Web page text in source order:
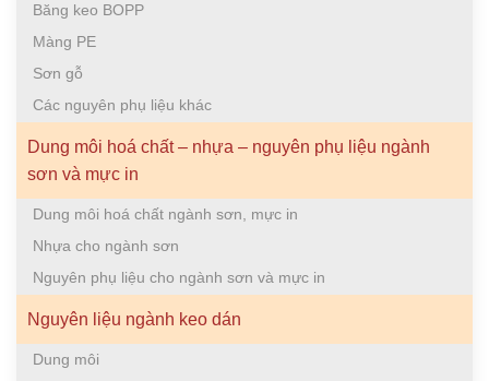
Băng keo BOPP
Màng PE
Sơn gỗ
Các nguyên phụ liệu khác
Dung môi hoá chất – nhựa – nguyên phụ liệu ngành
sơn và mực in
Dung môi hoá chất ngành sơn, mực in
Nhựa cho ngành sơn
Nguyên phụ liệu cho ngành sơn và mực in
Nguyên liệu ngành keo dán
Dung môi